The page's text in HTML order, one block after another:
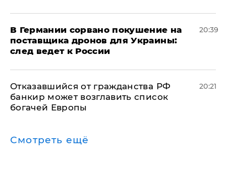
​В Германии сорвано покушение на
поставщика дронов для Украины:
след ведет к России
20:39
Отказавшийся от гражданства РФ
банкир может возглавить список
богачей Европы
20:21
Смотреть ещё